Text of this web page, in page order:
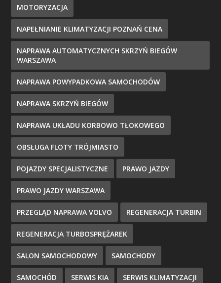
MOTORYZACJA
NAPEŁNIANIE KLIMATYZACJI POZNAŃ CENA
NAPRAWA AUTOMATYCZNYCH SKRZYŃ BIEGÓW
WARSZAWA
NAPRAWA POWYPADKOWA SAMOCHODÓW
NAPRAWA SKRZYŃ BIEGÓW
NAPRAWA UKŁADU KORBOWO TŁOKOWEGO
OBSŁUGA FLOTY TRÓJMIASTO
POJAZDY SPECJALISTYCZNE PRAWO JAZDY
PRAWO JAZDY WARSZAWA
PRZEGLĄD NAPRAWA VOLVO REGENERACJA TURBIN
REGENERACJA TURBOSPRĘŻAREK
SALON SAMOCHODOWY SAMOCHODY
SAMOCHÓD SERWIS KIA SERWIS KLIMATYZACJI